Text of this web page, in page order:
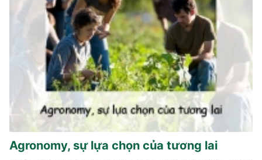
Agronomy, sự lựa chọn của tương lai